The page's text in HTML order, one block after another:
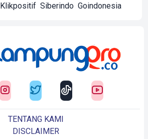
Klikpositif Siberindo Goindonesia
TENTANG KAMI
DISCLAIMER